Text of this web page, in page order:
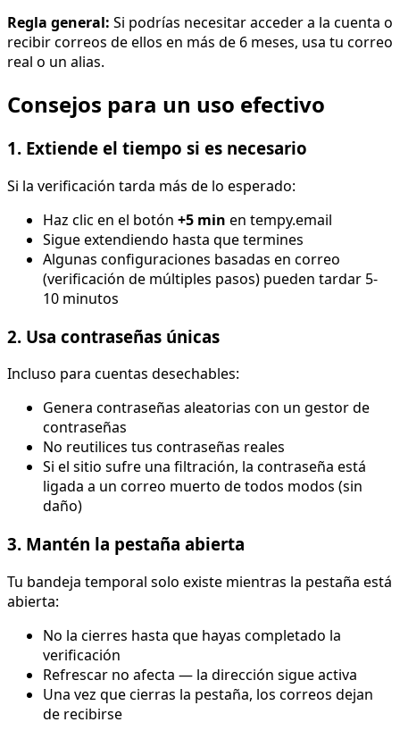
Regla general: Si podrías necesitar acceder a la cuenta o
recibir correos de ellos en más de 6 meses, usa tu correo
real o un alias.
Consejos para un uso efectivo
1. Extiende el tiempo si es necesario
Si la verificación tarda más de lo esperado:
Haz clic en el botón +5 min en tempy.email
Sigue extendiendo hasta que termines
Algunas configuraciones basadas en correo
(verificación de múltiples pasos) pueden tardar 5-
10 minutos
2. Usa contraseñas únicas
Incluso para cuentas desechables:
Genera contraseñas aleatorias con un gestor de
contraseñas
No reutilices tus contraseñas reales
Si el sitio sufre una filtración, la contraseña está
ligada a un correo muerto de todos modos (sin
daño)
3. Mantén la pestaña abierta
Tu bandeja temporal solo existe mientras la pestaña está
abierta:
No la cierres hasta que hayas completado la
verificación
Refrescar no afecta — la dirección sigue activa
Una vez que cierras la pestaña, los correos dejan
de recibirse